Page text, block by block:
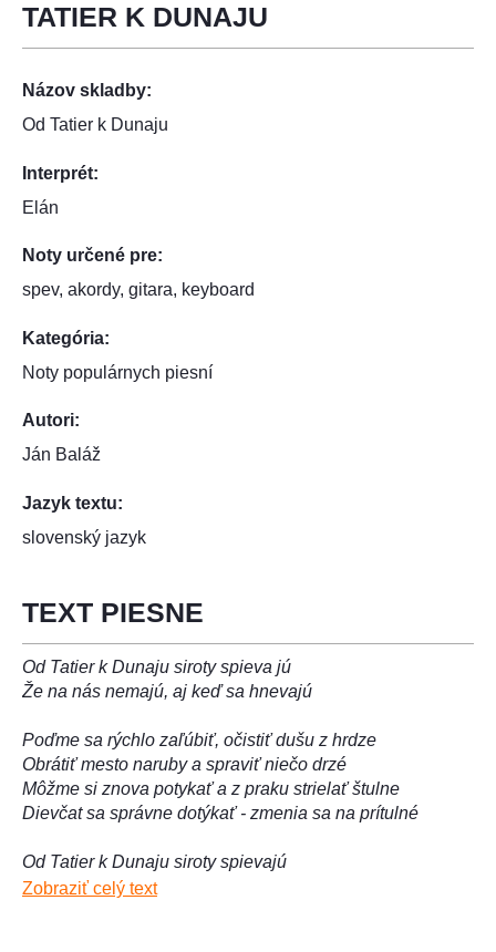
TATIER K DUNAJU
Názov skladby:
Od Tatier k Dunaju
Interprét:
Elán
Noty určené pre:
spev, akordy, gitara, keyboard
Kategória:
Noty populárnych piesní
Autori:
Ján Baláž
Jazyk textu:
slovenský jazyk
TEXT PIESNE
Od Tatier k Dunaju siroty spieva jú
Že na nás nemajú, aj keď sa hnevajú
Poďme sa rýchlo zaľúbiť, očistiť dušu z hrdze
Obrátiť mesto naruby a spraviť niečo drzé
Môžme si znova potykať a z praku strielať štulne
Dievčat sa správne dotýkať - zmenia sa na prítulné
Od Tatier k Dunaju siroty spievajú
Že na nás nemajú, aj keď sa hnevajú
Zobraziť celý text